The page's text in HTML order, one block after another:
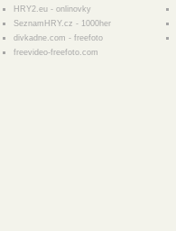
HRY2.eu - onlinovky
SeznamHRY.cz - 1000her
divkadne.com - freefoto
freevideo-freefoto.com